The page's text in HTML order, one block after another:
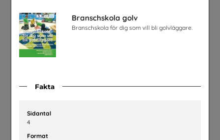
Fakta
Sidantal
4
Format
Branschskola golv
Branschskola för dig som vill bli golvläggare.
Snabbval - SYV studier
Snabbval - blandade avsändare